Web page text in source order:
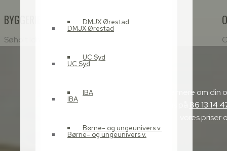
DMJX Ørestad
UC Syd
IBA
Børne- og ungeunivers v.
DMJX Ørestad
UC Syd
IBA
Børne- og ungeunivers v.
BYGGERIETS LOKATION:
Søholt Idrætspark, Silkeborg
​Vi vil gerne høre mere om
86 13 14
vores